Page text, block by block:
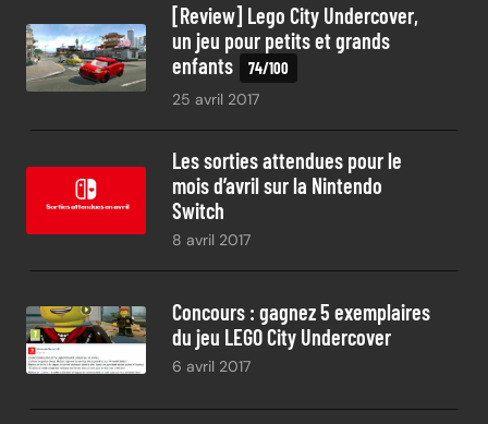
[Review] Lego City Undercover,
un jeu pour petits et grands
enfants
25 avril 2017
Les sorties attendues pour le
mois d’avril sur la Nintendo
Switch
8 avril 2017
Concours : gagnez 5 exemplaires
du jeu LEGO City Undercover
6 avril 2017